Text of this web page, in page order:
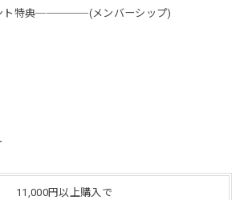
ト特典─────(メンバーシップ)
11,000円以上購入で